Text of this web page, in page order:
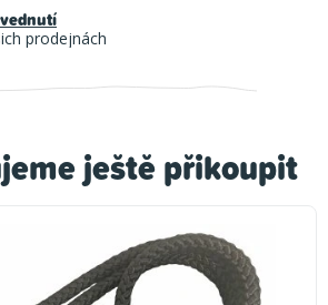
ještě přikoupit
prodejnách